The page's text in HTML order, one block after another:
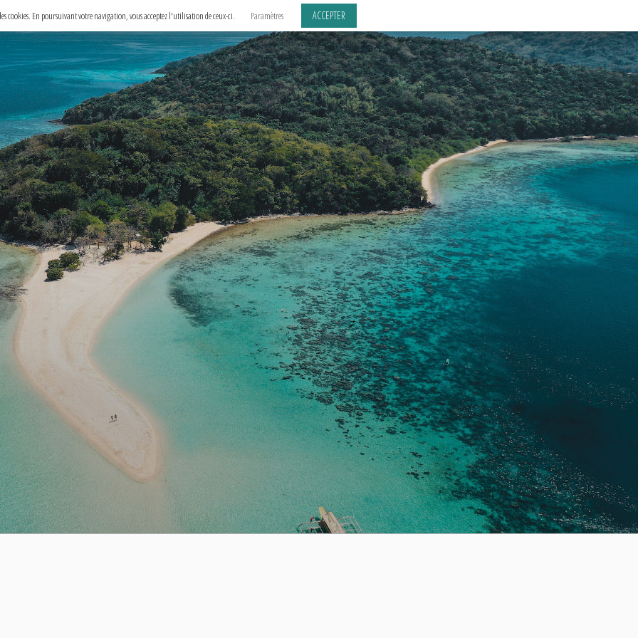
cookies. En poursuivant votre navigation, vous acceptez l'utilisation de ceux-ci. Paramètres ACCEPTER